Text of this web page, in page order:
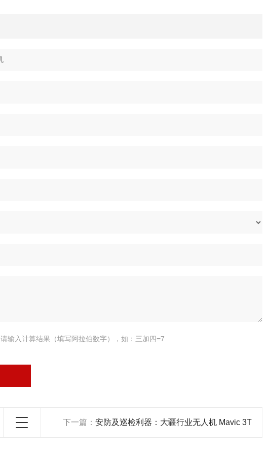
请输入计算结果（填写阿拉伯数字），如：三加四=7
下一篇： 安防及巡检利器：大疆行业无人机 Mavic 3T